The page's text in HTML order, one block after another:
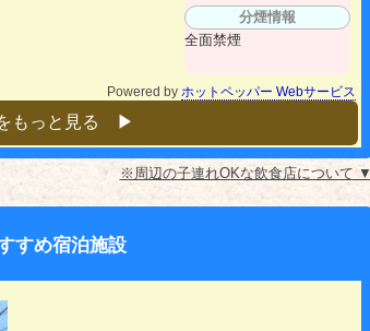
分煙情報
全面禁煙
Powered by ホットペッパー Webサービス
もっと見る ▶︎
※周辺の子連れOKな飲食店について ▼
すめ宿泊施設